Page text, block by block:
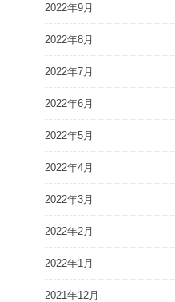
2022年9月
2022年8月
2022年7月
2022年6月
2022年5月
2022年4月
2022年3月
2022年2月
2022年1月
2021年12月